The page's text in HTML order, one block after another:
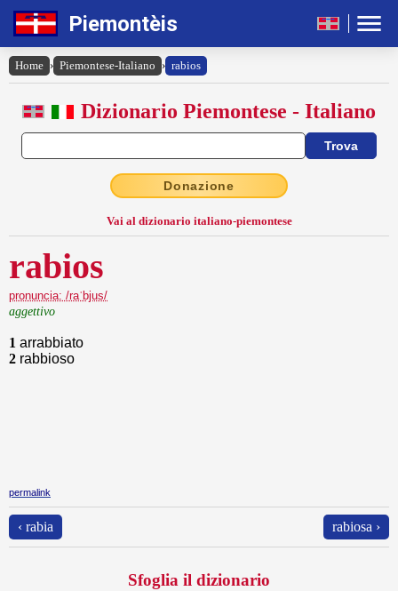
Piemontèis
Home › Piemontese-Italiano › rabios
Dizionario Piemontese - Italiano
Donazione
Vai al dizionario italiano-piemontese
rabios
pronuncia: /raˈbjus/
aggettivo
1 arrabbiato
2 rabbioso
permalink
‹ rabia rabiosa ›
Sfoglia il dizionario